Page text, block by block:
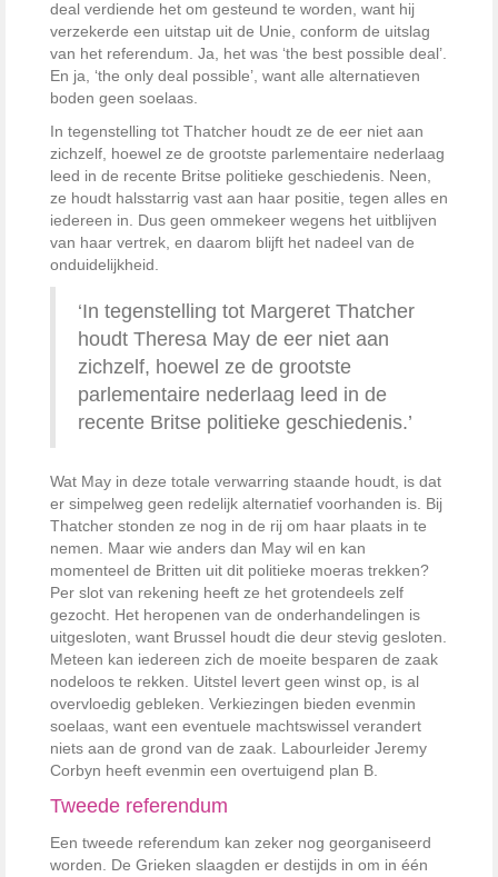
deal verdiende het om gesteund te worden, want hij
verzekerde een uitstap uit de Unie, conform de uitslag
van het referendum. Ja, het was ‘the best possible deal’.
En ja, ‘the only deal possible’, want alle alternatieven
boden geen soelaas.
In tegenstelling tot Thatcher houdt ze de eer niet aan
zichzelf, hoewel ze de grootste parlementaire nederlaag
leed in de recente Britse politieke geschiedenis. Neen,
ze houdt halsstarrig vast aan haar positie, tegen alles en
iedereen in. Dus geen ommekeer wegens het uitblijven
van haar vertrek, en daarom blijft het nadeel van de
onduidelijkheid.
‘In tegenstelling tot Margeret Thatcher
houdt Theresa May de eer niet aan
zichzelf, hoewel ze de grootste
parlementaire nederlaag leed in de
recente Britse politieke geschiedenis.’
Wat May in deze totale verwarring staande houdt, is dat
er simpelweg geen redelijk alternatief voorhanden is. Bij
Thatcher stonden ze nog in de rij om haar plaats in te
nemen. Maar wie anders dan May wil en kan
momenteel de Britten uit dit politieke moeras trekken?
Per slot van rekening heeft ze het grotendeels zelf
gezocht. Het heropenen van de onderhandelingen is
uitgesloten, want Brussel houdt die deur stevig gesloten.
Meteen kan iedereen zich de moeite besparen de zaak
nodeloos te rekken. Uitstel levert geen winst op, is al
overvloedig gebleken. Verkiezingen bieden evenmin
soelaas, want een eventuele machtswissel verandert
niets aan de grond van de zaak. Labourleider Jeremy
Corbyn heeft evenmin een overtuigend plan B.
Tweede referendum
Een tweede referendum kan zeker nog georganiseerd
worden. De Grieken slaagden er destijds in om in één